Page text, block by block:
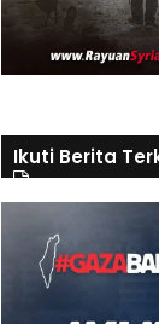
Ikuti Berita